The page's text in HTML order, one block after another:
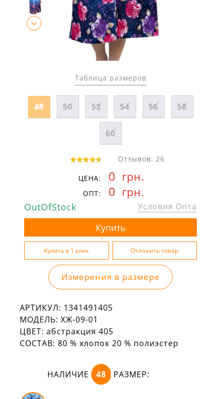
Таблица размеров
48 50 52 54 56 58
60
Отзывов: 26
ЦЕНА: 0 грн.
ОПТ: 0 грн.
OutOfStock Условия Опта
Измерения в размере
АРТИКУЛ: 1341491405
МОДЕЛЬ: ХЖ-09-01
ЦВЕТ: абстракция 405
СОСТАВ: 80 % хлопок 20 % полиэстер
НАЛИЧИЕ 48 РАЗМЕР: